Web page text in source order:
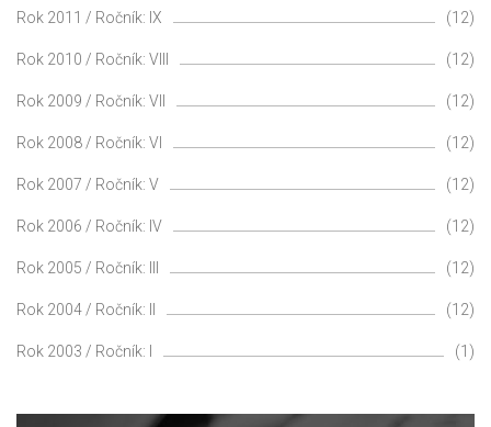
Rok 2011 / Ročník: IX (12)
Rok 2010 / Ročník: VIII (12)
Rok 2009 / Ročník: VII (12)
Rok 2008 / Ročník: VI (12)
Rok 2007 / Ročník: V (12)
Rok 2006 / Ročník: IV (12)
Rok 2005 / Ročník: III (12)
Rok 2004 / Ročník: II (12)
Rok 2003 / Ročník: I (1)